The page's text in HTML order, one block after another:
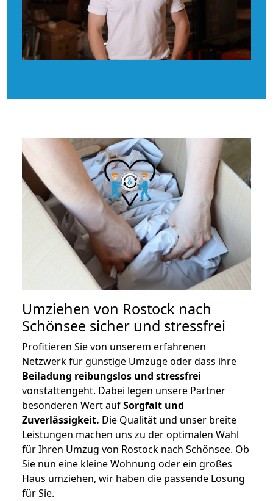
Umziehen von Rostock nach
Schönsee sicher und stressfrei
Profitieren Sie von unserem erfahrenen
Netzwerk für günstige Umzüge oder dass ihre
Beiladung reibungslos und stressfrei
vonstattengeht. Dabei legen unsere Partner
besonderen Wert aufSorgfalt und
Zuverlässigkeit. Die Qualität und unser breite
Leistungen machen uns zu der optimalen Wahl
für Ihren Umzug von Rostock nach Schönsee. Ob
Sie nun eine kleine Wohnung oder ein großes
Haus umziehen, wir haben die passende Lösung
für Sie.